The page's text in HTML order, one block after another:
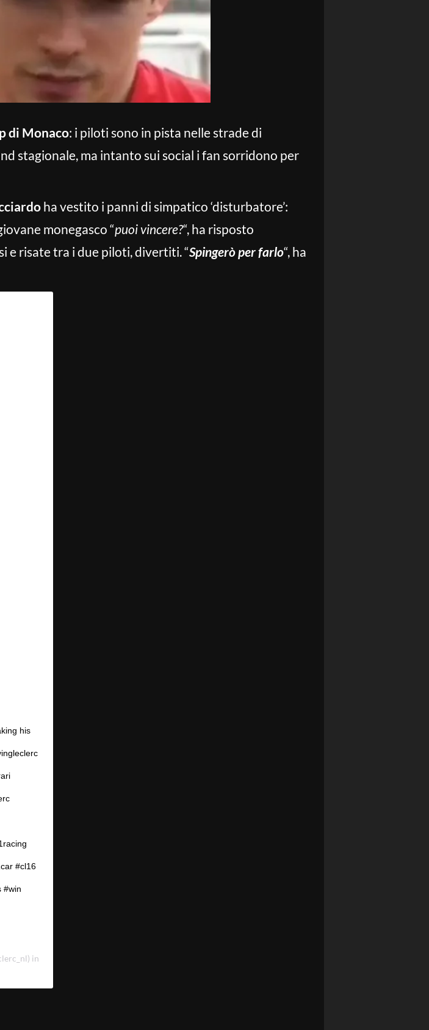
di Monaco: i piloti sono in pista nelle strade di
stagionale, ma intanto sui social i fan sorridono per
ha vestito i panni di simpatico ‘disturbatore’:
monegasco “puoi vincere?“, ha risposto
e risate tra i due piloti, divertiti. “Spingerò per farlo“, ha
his
#cl16
#win
in